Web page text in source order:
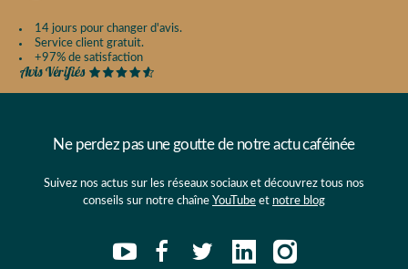
14 jours pour changer d'avis.
Service client gratuit.
+97% de satisfaction
Ne perdez pas une goutte de notre actu caféinée
Suivez nos actus sur les réseaux sociaux et découvrez tous nos
conseils sur notre chaîne YouTube et notre blog